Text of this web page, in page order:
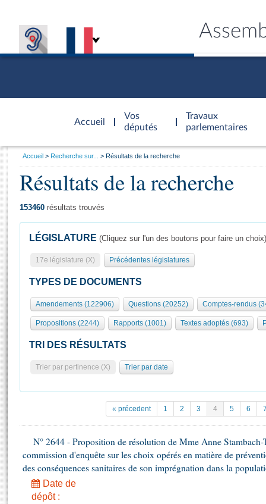
Accueil
d'accueil
Vos
députés
Travaux
parlementaires
Présidence
577 députés
Groupes politiques
Séance publique
Commissions et autres organes
Europe et International
Pétitions
Projets de loi
Propositions de loi
Amendements
Textes adoptés
Général
Rôle et pouvoirs de l'Assemblée
Organisation de l'Assemblée
Présidence Conférence des Présidents Bureau Collège des
Statistiques et chiffres clés
Documents de référence
( Constitution | Règlement de l'Assemblée ... )
Juniors
Anciennes législatures
Visiter l'Assemblée
Visite virtuelle du palais Bourbon
Assister à une séance
Contacts et plan d'accès
Photos libres de droit
Vous
Accueil Recherche sur... Résultats de la recherche
Résultats de la recherche
153460 résultats trouvés
LÉGISLATURE (Cliquez sur l'un des boutons pour faire un choix)
17e législature (X) Précédentes législatures
TYPES DE DOCUMENTS
Amendements (122906) Questions (20252) Comptes-rendus
Propositions (2244) Rapports (1001) Textes adoptés (693)
TRI DES RÉSULTATS
Trier par pertinence (X) Trier par date
« précedent 1 2 3 4 5 6
N° 2644 - Proposition de résolution de Mme Anne
commission d'enquête sur les choix opérés en matière de
des conséquences sanitaires de son imprégnation dans la
Date de
dépôt :